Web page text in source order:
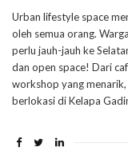
Urban lifestyle space
oleh semua orang.
perlu jauh-jauh ke
dan open space! Dari
workshop yang menarik,
berlokasi di Kelapa